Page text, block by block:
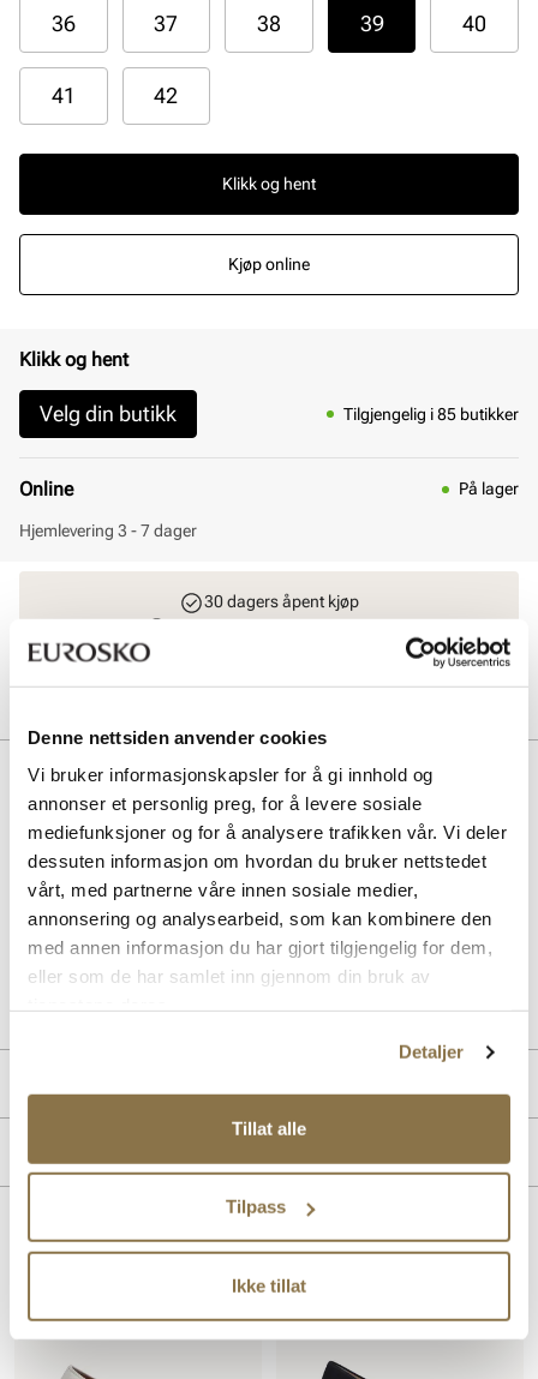
Denne nettsiden anvender cookies
Vi bruker informasjonskapsler for å gi innhold og
annonser et personlig preg, for å levere sosiale
mediefunksjoner og for å analysere trafikken vår. Vi deler
dessuten informasjon om hvordan du bruker nettstedet
vårt, med partnerne våre innen sosiale medier,
annonsering og analysearbeid, som kan kombinere den
med annen informasjon du har gjort tilgjengelig for dem,
eller som de har samlet inn gjennom din bruk av
Detaljer
Tillat alle
Tilpass
Ikke tillat
36 37 38 39 40
41 42
Klikk og hent
Kjøp online
Klikk og hent
Velg din butikk Tilgjengelig i 85 butikker
Online På lager
Hjemlevering 3 - 7 dager
30 dagers åpent kjøp
Beskrivelse
Fleksible og komfortable pumps i supermykt skinn fra Softwalk.
Pumpsen har en myk og behagelig innersåle og en fleksibel yttersåle
i gummi. Smart elastikk rundt kanten som gir god passform.
Skinnfòret pumps med behagelig G+ vidde som gir god komfort hele
dagen.
Art. nr 36753002
For:Skinn
Lignende produkter